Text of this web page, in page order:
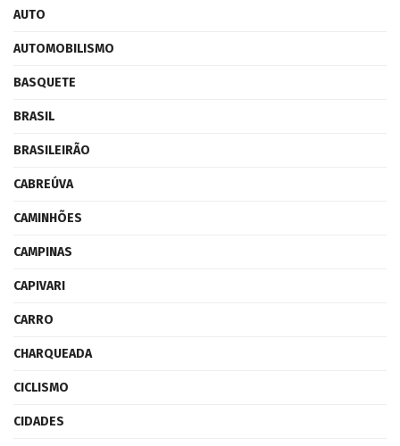
AUTO
AUTOMOBILISMO
BASQUETE
BRASIL
BRASILEIRÃO
CABREÚVA
CAMINHÕES
CAMPINAS
CAPIVARI
CARRO
CHARQUEADA
CICLISMO
CIDADES